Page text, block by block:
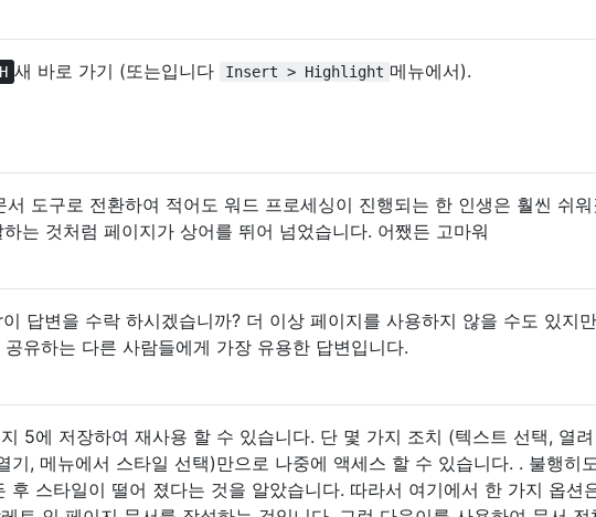
H 새 바로 가기 (또는입니다 Insert > Highlight 메뉴에서).
도구로 전환하여 적어도 워드 프로세싱이 진행되는 한 인생은 훨씬 쉬워
는 것처럼 페이지가 상어를 뛰어 넘었습니다. 어쨌든 고마워
답변을 수락 하시겠습니까? 더 이상 페이지를 사용하지 않을 수도 있지
유하는 다른 사람들에게 가장 유용한 답변입니다.
5에 저장하여 재사용 할 수 있습니다. 단 몇 가지 조치 (텍스트 선택, 열
기, 메뉴에서 스타일 선택)만으로 나중에 액세스 할 수 있습니다. . 불행히
후 스타일이 떨어 졌다는 것을 알았습니다. 따라서 여기에서 한 가지 옵션